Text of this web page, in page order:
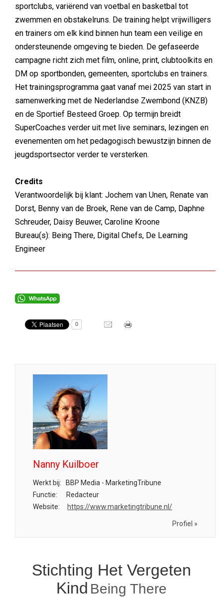
sportclubs, variërend van voetbal en basketbal tot
zwemmen en obstakelruns. De training helpt vrijwilligers
en trainers om elk kind binnen hun team een veilige en
ondersteunende omgeving te bieden. De gefaseerde
campagne richt zich met film, online, print, clubtoolkits en
DM op sportbonden, gemeenten, sportclubs en trainers.
Het trainingsprogramma gaat vanaf mei 2025 van start in
samenwerking met de Nederlandse Zwembond (KNZB)
en de Sportief Besteed Groep. Op termijn breidt
SuperCoaches verder uit met live seminars, lezingen en
evenementen om het pedagogisch bewustzijn binnen de
jeugdsportsector verder te versterken.
Credits
Verantwoordelijk bij klant: Jochem van Unen, Renate van
Dorst, Benny van de Broek, Rene van de Camp, Daphne
Schreuder, Daisy Beuwer, Caroline Kroone
Bureau(s): Being There, Digital Chefs, De Learning
Engineer
0
Nanny Kuilboer
Werkt bij:
BBP Media - MarketingTribune
Functie:
Redacteur
Website:
https://www.marketingtribune.nl/
Profiel »
Stichting Het Vergeten
Kind Being There